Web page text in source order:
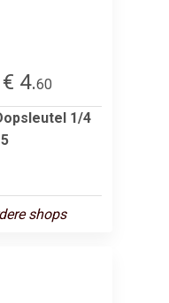
€ 4.60
1/4
shops